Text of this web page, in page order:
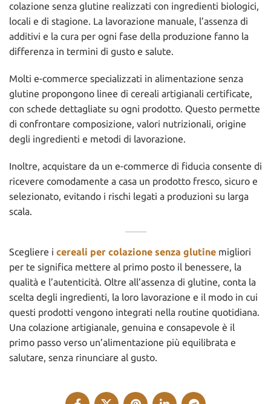
colazione senza glutine realizzati con ingredienti biologici,
locali e di stagione. La lavorazione manuale, l’assenza di
additivi e la cura per ogni fase della produzione fanno la
differenza in termini di gusto e salute.
Molti e-commerce specializzati in alimentazione senza
glutine propongono linee di cereali artigianali certificate,
con schede dettagliate su ogni prodotto. Questo permette
di confrontare composizione, valori nutrizionali, origine
degli ingredienti e metodi di lavorazione.
Inoltre, acquistare da un e-commerce di fiducia consente di
ricevere comodamente a casa un prodotto fresco, sicuro e
selezionato, evitando i rischi legati a produzioni su larga
scala.
Scegliere i cereali per colazione senza glutine migliori
per te significa mettere al primo posto il benessere, la
qualità e l’autenticità. Oltre all’assenza di glutine, conta la
scelta degli ingredienti, la loro lavorazione e il modo in cui
questi prodotti vengono integrati nella routine quotidiana.
Una colazione artigianale, genuina e consapevole è il
primo passo verso un’alimentazione più equilibrata e
salutare, senza rinunciare al gusto.